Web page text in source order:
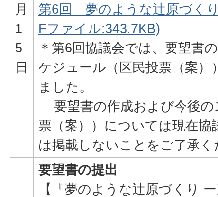
月
1
5
日
第6回「夢のような辻原づく
Fファイル:343.7KB)
＊第6回協議会では、要望書
ケジュール（区民投票（案）
ました。
要望書の作成および今後の
票（案））については現在協
は掲載しないことをご了承く
要望書の提出
【『夢のような辻原づくり